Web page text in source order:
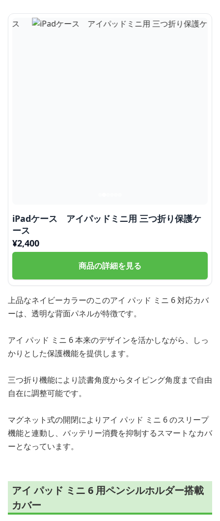
iPadケース アイパッドミニ用 三つ折り保護ケ
ース
¥2,400
商品の詳細を見る
上品なネイビーカラーのこのアイ パッド ミニ 6 対応カバ
ーは、透明な背面パネルが特徴です。
アイ パッド ミニ 6 本来のデザインを活かしながら、しっ
かりとした保護機能を提供します。
三つ折り機能により読書角度からタイピング角度まで自由
自在に調整可能です。
マグネット式の開閉によりアイ パッド ミニ 6 のスリープ
機能と連動し、バッテリー消費を抑制するスマートなカバ
ーとなっています。
アイ パッド ミニ 6 用ペンシルホルダー搭載
カバー